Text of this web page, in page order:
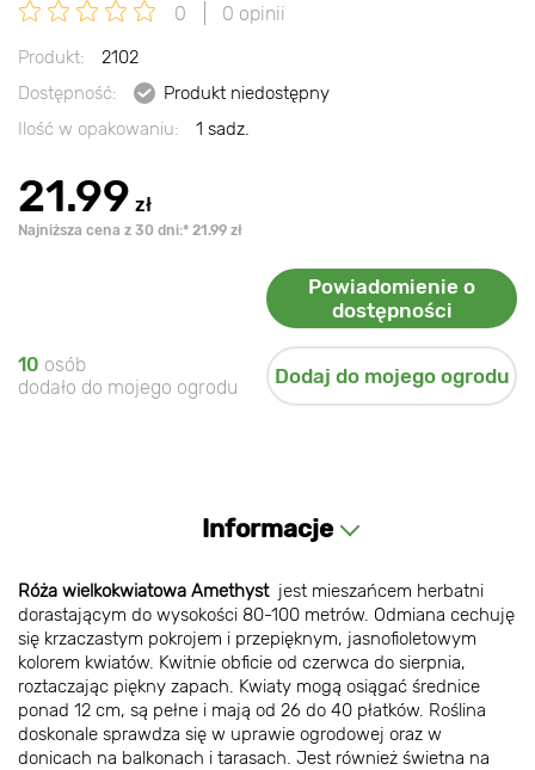
0 0 opinii
Produkt:
2102
Dostępność:
Produkt niedostępny
Ilość w opakowaniu:
1 sadz.
21.99 zł
Najniższa cena z 30 dni:* 21.99 zł
Powiadomienie o
dostępności
10 osób
dodało do mojego ogrodu
Dodaj do mojego ogrodu
Informacje
Róża wielkokwiatowa Amethyst jest mieszańcem herbatni
dorastającym do wysokości 80-100 metrów. Odmiana cechuję
się krzaczastym pokrojem i przepięknym, jasnofioletowym
kolorem kwiatów. Kwitnie obficie od czerwca do sierpnia,
roztaczając piękny zapach. Kwiaty mogą osiągać średnice
ponad 12 cm, są pełne i mają od 26 do 40 płatków. Roślina
doskonale sprawdza się w uprawie ogrodowej oraz w
donicach na balkonach i tarasach. Jest również świetna na